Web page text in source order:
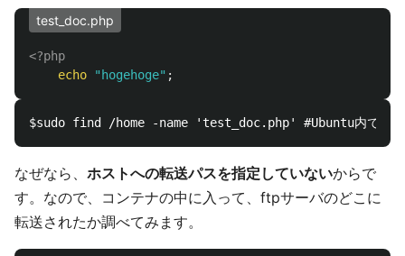
test_doc.php
<?php
echo
"hogehoge" ;
なぜなら、 ホストへの転送パスを指定していないからで
す。なので、コンテナの中に入って、ftpサーバのどこに
転送されたか調べてみます。